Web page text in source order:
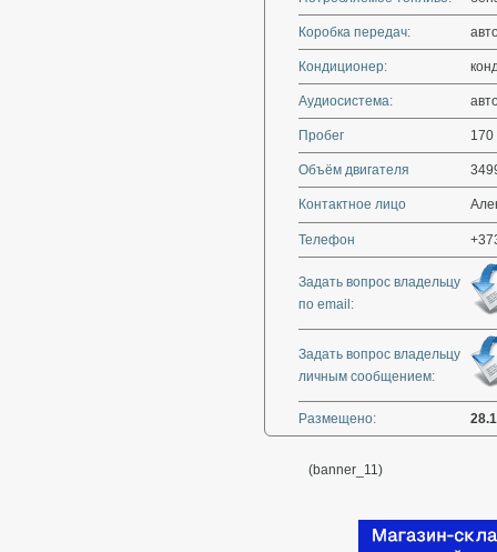
Коробка передач:
Кондиционер:
Аудиосистема:
Пробег 170
Объём двигателя
Контактное лицо
Телефон
Задать вопрос владельцу
по email:
Задать вопрос владельцу
личным сообщением:
Размещено:
(banner_11)